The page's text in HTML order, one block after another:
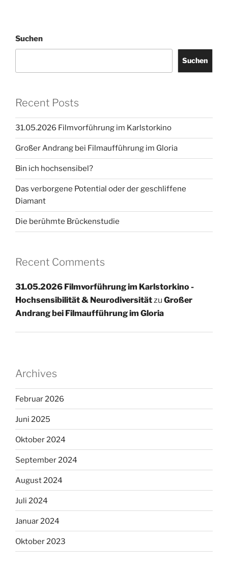
Suchen
Suchen
Recent Posts
31.05.2026 Filmvorführung im Karlstorkino
Großer Andrang bei Filmaufführung im Gloria
Bin ich hochsensibel?
Das verborgene Potential oder der geschliffene
Diamant
Die berühmte Brückenstudie
Recent Comments
31.05.2026 Filmvorführung im Karlstorkino -
Hochsensibilität & Neurodiversitätzu Großer
Andrang bei Filmaufführung im Gloria
Archives
Februar 2026
Juni 2025
Oktober 2024
September 2024
August 2024
Juli 2024
Januar 2024
Oktober 2023